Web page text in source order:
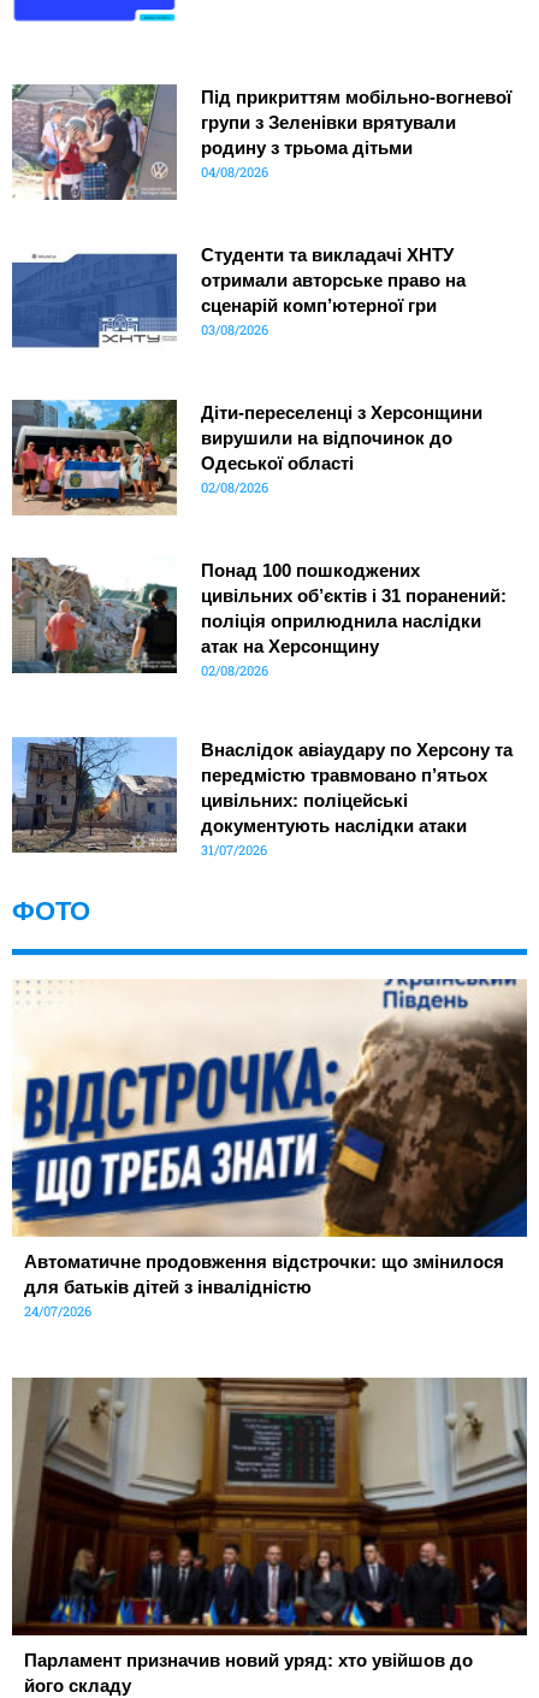
Під прикриттям мобільно-вогневої
групи з Зеленівки врятували
родину з трьома дітьми
04/08/2026
Студенти та викладачі ХНТУ
отримали авторське право на
сценарій комп’ютерної гри
03/08/2026
Діти-переселенці з Херсонщини
вирушили на відпочинок до
Одеської області
02/08/2026
Понад 100 пошкоджених
цивільних об’єктів і 31 поранений:
поліція оприлюднила наслідки
атак на Херсонщину
02/08/2026
Внаслідок авіаудару по Херсону та
передмістю травмовано п’ятьох
цивільних: поліцейські
документують наслідки атаки
31/07/2026
ФОТО
Автоматичне продовження відстрочки: що змінилося
для батьків дітей з інвалідністю
24/07/2026
Парламент призначив новий уряд: хто увійшов до
його складу